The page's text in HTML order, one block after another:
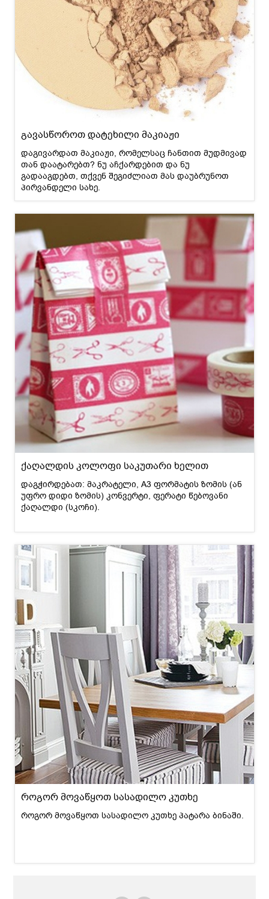
გავასწოროთ დატეხილი მაკიაჟი
დაგივარდათ მაკიაჟი, რომელსაც ჩანთით მუდმივად
თან დაატარებთ? ნუ აჩქარდებით და ნუ
გადააგდებთ, თქვენ შეგიძლიათ მას დაუბრუნოთ
პირვანდელი სახე.
ქაღალდის კოლოფი საკუთარი ხელით
დაგჭირდებათ: მაკრატელი, A3 ფორმატის ზომის (ან
უფრო დიდი ზომის) კონვერტი, ფერატი წებოვანი
ქაღალდი (სკოჩი).
როგორ მოვაწყოთ სასადილო კუთხე
როგორ მოვაწყოთ სასადილო კუთხე პატარა ბინაში.